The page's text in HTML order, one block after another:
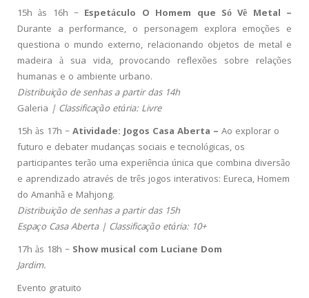
15h às 16h – Espetáculo O Homem que Só Vê Metal –
Durante a performance, o personagem explora emoções e
questiona o mundo externo, relacionando objetos de metal e
madeira à sua vida, provocando reflexões sobre relações
humanas e o ambiente urbano.
Distribuição de senhas a partir das 14h
Galeria | Classificação etária: Livre
15h às 17h –Atividade: Jogos Casa Aberta – Ao explorar o
futuro e debater mudanças sociais e tecnológicas, os
participantes terão uma experiência única que combina diversão
e aprendizado através de três jogos interativos: Eureca, Homem
do Amanhã e Mahjong.
Distribuição de senhas a partir das 15h
Espaço Casa Aberta | Classificação etária: 10+
17h às 18h – Show musical com Luciane Dom
Jardim.
Evento gratuito